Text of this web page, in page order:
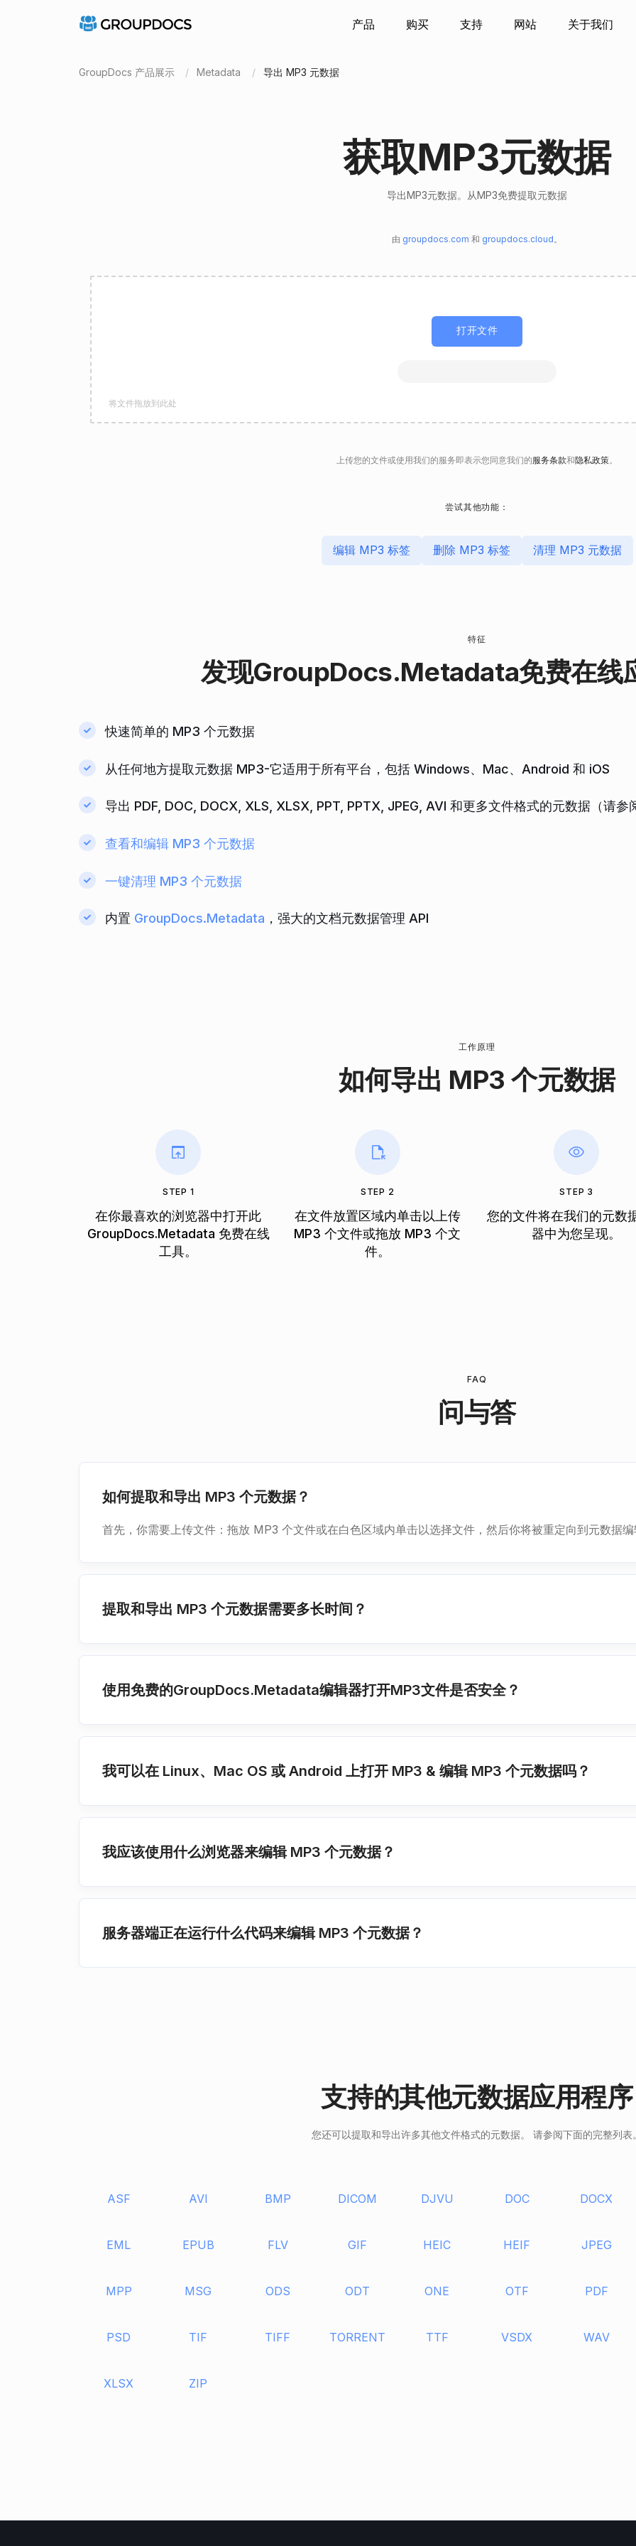
产品 购买 支持 网站 关于我们
GroupDocs 产品展示 Metadata 导出 MP3 元数据
获取MP3元数据
导出MP3元数据。从MP3免费提取元数据
由 groupdocs.com 和 groupdocs.cloud。
打开文件
将文件拖放到此处
上传您的文件或使用我们的服务即表示您同意我们的服务条款和隐私政策。
尝试其他功能：
编辑 MP3 标签 删除 MP3 标签 清理 MP3 元数据
特征
发现GroupDocs.Metadata免费在线
快速简单的 MP3 个元数据
从任何地方提取元数据 MP3-它适用于所有平台，包括 Windows、Mac、Android 和 iOS
导出 PDF, DOC, DOCX, XLS, XLSX, PPT, PPTX, JPEG, AVI 和更多文件格式的元数据（请参
查看和编辑 MP3 个元数据
一键清理 MP3 个元数据
内置 GroupDocs.Metadata ，强大的文档元数据管理 API
工作原理
如何导出 MP3 个元数据
STEP 1
在你最喜欢的浏览器中打开此
GroupDocs.Metadata 免费在线
工具。
STEP 2
在文件放置区域内单击以上传
MP3 个文件或拖放 MP3 个文
件。
STEP 3
您的文件将在我们的元数
器中为您呈现。
FAQ
问与答
如何提取和导出 MP3 个元数据？
首先，你需要上传文件：拖放 MP3 个文件或在白色区域内单击以选择文件，然后你将被重定向到元数据
提取和导出 MP3 个元数据需要多长时间？
使用免费的GroupDocs.Metadata编辑器打开MP3文件是否安全？
我可以在 Linux、Mac OS 或 Android 上打开 MP3 & 编辑 MP3 个元数据吗？
我应该使用什么浏览器来编辑 MP3 个元数据？
服务器端正在运行什么代码来编辑 MP3 个元数据？
支持的其他元数据应用程序
您还可以提取和导出许多其他文件格式的元数据。 请参阅下面的完整列表
ASF AVI BMP DICOM DJVU DOC DOCX
EML EPUB FLV GIF HEIC HEIF JPEG
MPP MSG ODS ODT ONE OTF PDF
PSD TIF TIFF TORRENT TTF VSDX WAV
XLSX ZIP